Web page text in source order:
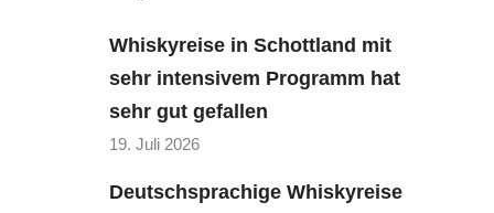
Whiskyreise in Schottland mit
sehr intensivem Programm hat
sehr gut gefallen
19. Juli 2026
Deutschsprachige Whiskyreise